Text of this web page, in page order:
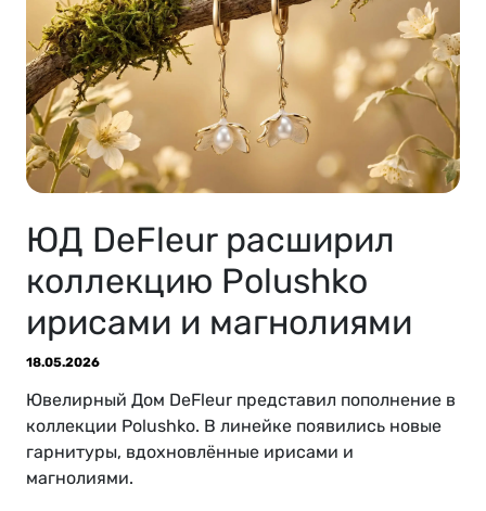
ЮД DeFleur расширил
коллекцию Polushko
ирисами и магнолиями
18.05.2026
Ювелирный Дом DeFleur представил пополнение в
коллекции Polushko. В линейке появились новые
гарнитуры, вдохновлённые ирисами и
магнолиями.